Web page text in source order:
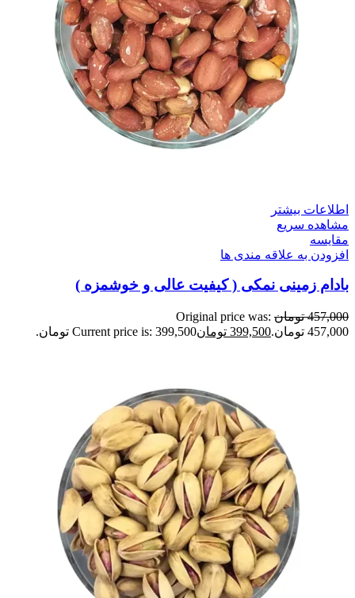
اطلاعات بیشتر
مشاهده سریع
مقایسه
افزودن به علاقه مندی ها
بادام زمینی نمکی ( کیفیت عالی و خوشمزه )
457,000 تومان Original price was:
457,000 تومان.
399,500 تومانCurrent price is: 399,500 تومان.